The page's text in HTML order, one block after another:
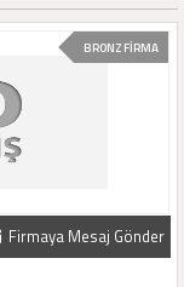
BRONZ FİRMA
Firmaya Mesaj Gönder